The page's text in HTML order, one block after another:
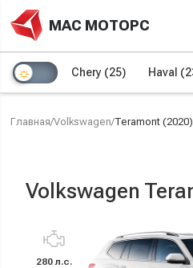
МАС МОТОРС
Chery (25) Haval
Главная/Volkswagen/Teramont (2020)
Volkswagen
280 л.с.